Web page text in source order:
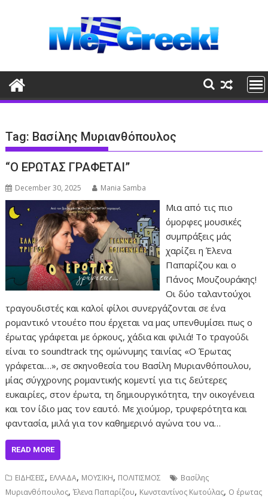
Tag: Βασίλης Μυριανθόπουλος
“Ο ΕΡΩΤΑΣ ΓΡΑΦΕΤΑΙ”
December 30, 2025 Mania Samba
Μια από τις πιο
όμορφες μουσικές
συμπράξεις μάς
χαρίζει η Έλενα
Παπαρίζου και ο
Πάνος Μουζουράκης!
Οι δύο ταλαντούχοι
τραγουδιστές και καλοί φίλοι συνεργάζονται σε ένα
ρομαντικό ντουέτο που έρχεται να μας υπενθυμίσει πως ο
έρωτας γράφεται με όρκους, χάδια και φιλιά! Το τραγούδι
είναι το soundtrack της ομώνυμης ταινίας «Ο Έρωτας
γράφεται…», σε σκηνοθεσία του Βασίλη Μυριανθόπουλου,
μίας σύγχρονης ρομαντικής κομεντί για τις δεύτερες
ευκαιρίες, στον έρωτα, τη δημιουργικότητα, την οικογένεια
και τον ίδιο μας τον εαυτό. Με χιούμορ, τρυφερότητα και
φαντασία, μιλά για τον καθημερινό αγώνα του να…
READ MORE
ΕΙΔΗΣΕΙΣ, ΕΛΛΑΔΑ, ΜΟΥΣΙΚΗ, ΠΟΛΙΤΙΣΜΟΣ
Βασίλης
Μυριανθόπουλος,Έλενα Παπαρίζου, Κωνσταντίνος Κωτούλας, Ο έρωτας